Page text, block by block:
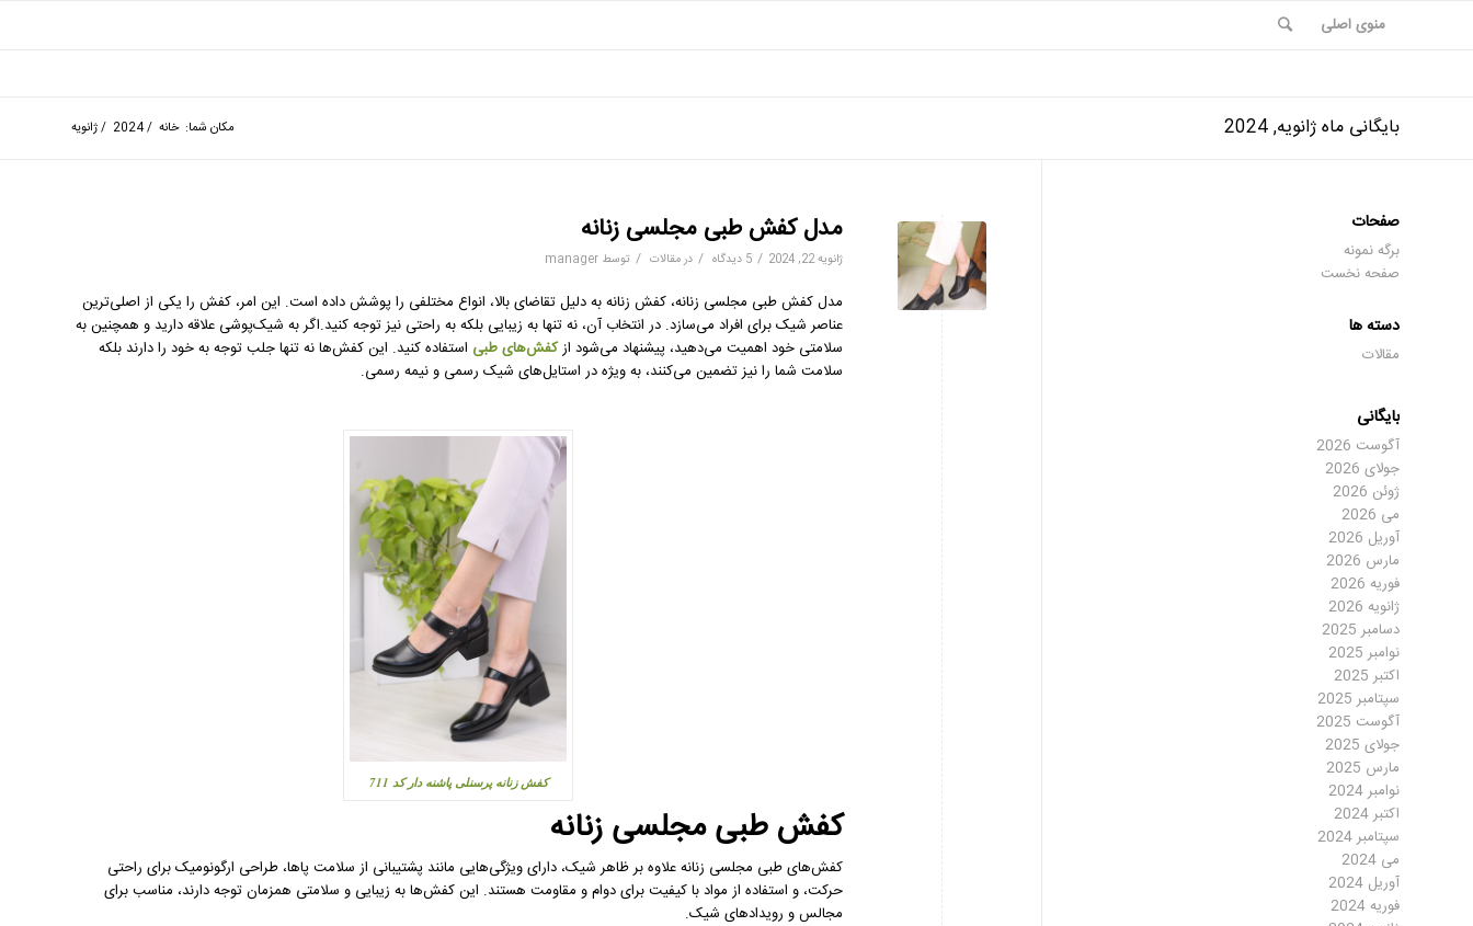
منوی اصلی
بایگانی ماه ژانویه, 2024 مکان شما: خانه /
2024
/ژانویه
مدل کفش طبی مجلسی زنانه
ژانویه 22, 2024 / 5 دیدگاه / درمقالات / توسط manager
مدل کفش طبی مجلسی زنانه، کفش زنانه به دلیل تقاضای بالا، انواع مختلفی را پوشش داده است. این امر، کفش را یکی از اصلی‌ترین
عناصر شیک برای افراد می‌سازد. در انتخاب آن، نه تنها به زیبایی بلکه به راحتی نیز توجه کنید.اگر به شیک‌پوشی علاقه دارید و همچنین به
سلامتی خود اهمیت می‌دهید، پیشنهاد می‌شود ازکفش‌های طبی استفاده کنید. این کفش‌ها نه تنها جلب توجه به خود را دارند بلکه
سلامت شما را نیز تضمین می‌کنند، به ویژه در استایل‌های شیک رسمی و نیمه رسمی.
کفش زنانه پرسنلی پاشنه دار کد 711
کفش طبی مجلسی زنانه
کفش‌های طبی مجلسی زنانه علاوه بر ظاهر شیک، دارای ویژگی‌هایی مانند پشتیبانی از سلامت پاها، طراحی ارگونومیک برای راحتی
حرکت، و استفاده از مواد با کیفیت برای دوام و مقاومت هستند. این کفش‌ها به زیبایی و سلامتی همزمان توجه دارند، مناسب برای
مجالس و رویدادهای شیک.
صفحات
برگه نمونه
صفحه نخست
دسته ها
مقالات
بایگانی
آگوست 2026
جولای 2026
ژوئن 2026
می 2026
آوریل 2026
مارس 2026
فوریه 2026
ژانویه 2026
دسامبر 2025
نوامبر 2025
اکتبر 2025
سپتامبر 2025
آگوست 2025
جولای 2025
مارس 2025
نوامبر 2024
اکتبر 2024
سپتامبر 2024
می 2024
آوریل 2024
فوریه 2024